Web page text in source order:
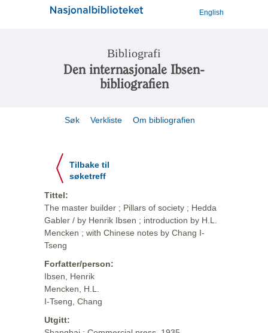
English
Bibliografi
Den internasjonale Ibsen-
bibliografien
Søk Verkliste Om bibliografien
Tilbake til
søketreff
Tittel:
The master builder ; Pillars of society ; Hedda
Gabler / by Henrik Ibsen ; introduction by H.L.
Mencken ; with Chinese notes by Chang I-
Tseng
Forfatter/person:
Ibsen, Henrik
Mencken, H.L.
I-Tseng, Chang
Utgitt: